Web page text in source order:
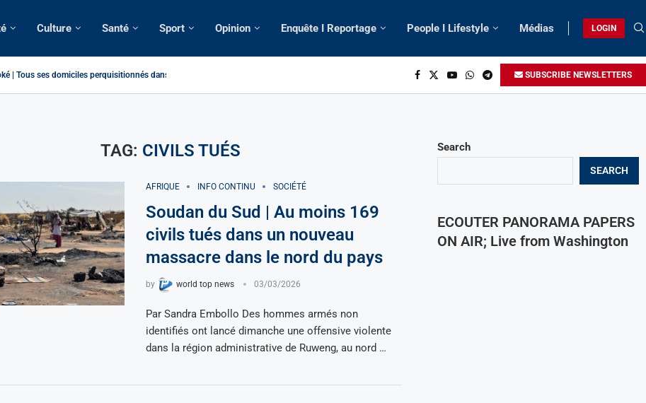
Culture Santé Sport Opinion Enquête I Reportage People I Lifestyle Médias LOGIN
La saisie par Paris d’une cargaison destinée... SUBSCRIBE NEWSLETTERS
TAG: CIVILS TUÉS
AFRIQUE INFO CONTINU SOCIÉTÉ
Soudan du Sud | Au moins 169
civils tués dans un nouveau
massacre dans le nord du pays
by world top news 03/03/2026
Par Sandra Embollo Des hommes armés non
identifiés ont lancé dimanche une offensive violente
dans la région administrative de Ruweng, au nord …
Search
SEARCH
ECOUTER PANORAMA PAPERS
ON AIR; Live from Washington